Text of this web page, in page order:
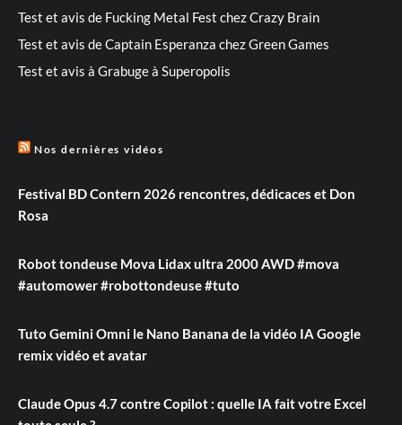
Test et avis de Fucking Metal Fest chez Crazy Brain
Test et avis de Captain Esperanza chez Green Games
Test et avis à Grabuge à Superopolis
Nos dernières vidéos
Festival BD Contern 2026 rencontres, dédicaces et Don
Rosa
Robot tondeuse Mova Lidax ultra 2000 AWD #mova
#automower #robottondeuse #tuto
Tuto Gemini Omni le Nano Banana de la vidéo IA Google
remix vidéo et avatar
Claude Opus 4.7 contre Copilot : quelle IA fait votre Excel